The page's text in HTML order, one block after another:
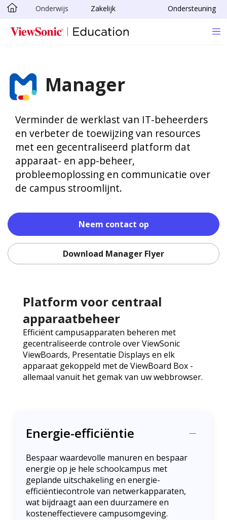
Skip to main content
Onderwijs Zakelijk Ondersteuning
Manager
Verminder de werklast van IT-beheerders
en verbeter de toewijzing van resources
met een gecentraliseerd platform dat
apparaat- en app-beheer,
probleemoplossing en communicatie over
de campus stroomlijnt.
Neem contact op
Download Manager Flyer
Platform voor centraal
apparaatbeheer
Efficiënt campusapparaten beheren met
gecentraliseerde controle over ViewSonic
ViewBoards, Presentatie Displays en elk
apparaat gekoppeld met de ViewBoard Box -
allemaal vanuit het gemak van uw webbrowser.
Energie-efficiëntie
Bespaar waardevolle manuren en bespaar
energie op je hele schoolcampus met
geplande uitschakeling en energie-
efficiëntiecontrole van netwerkapparaten,
wat bijdraagt aan een duurzamere en
kosteneffectievere campusomgeving.